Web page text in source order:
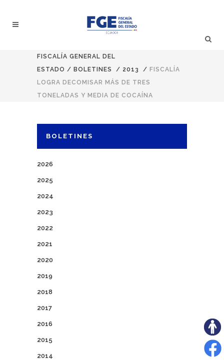
FISCALÍA GENERAL DEL
ESTADO / BOLETINES / 2013 / FISCALÍA
LOGRA DECOMISAR MÁS DE TRES
TONELADAS Y MEDIA DE COCAÍNA
BOLETINES
2026
2025
2024
2023
2022
2021
2020
2019
2018
2017
2016
2015
2014